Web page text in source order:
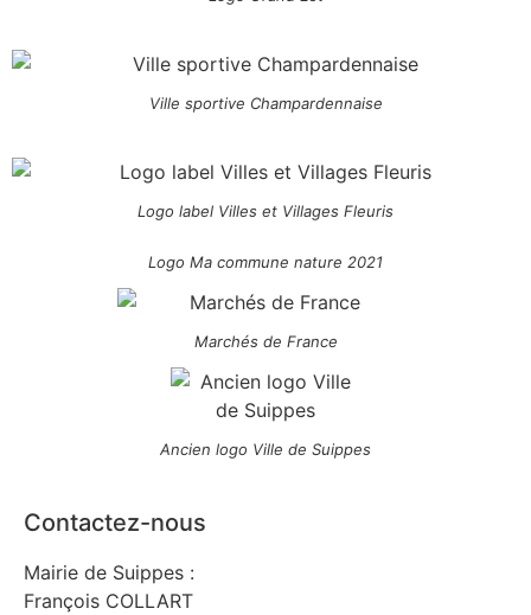
Ville sportive Champardennaise
Logo label Villes et Villages Fleuris
Logo Ma commune nature 2021
Marchés de France
Ancien logo Ville de Suippes
Contactez-nous
Mairie de Suippes :
François COLLART